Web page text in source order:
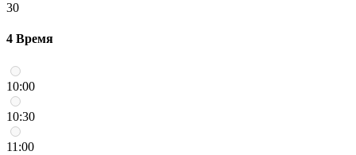
30
4 Время
10:00
10:30
11:00